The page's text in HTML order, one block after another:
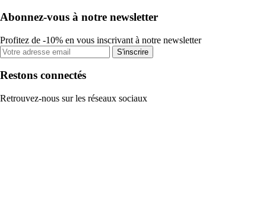
Abonnez-vous à notre newsletter
Profitez de -10% en vous inscrivant à notre newsletter
S'inscrire
Restons connectés
Retrouvez-nous sur les réseaux sociaux